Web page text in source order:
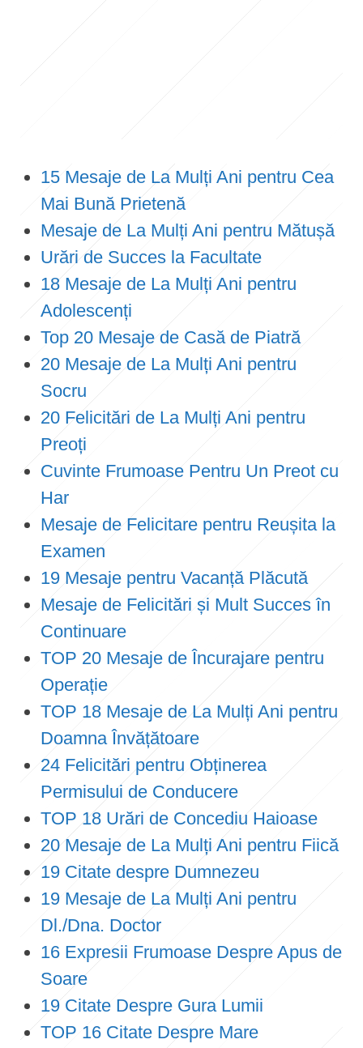
15 Mesaje de La Mulți Ani pentru Cea
Mai Bună Prietenă
Mesaje de La Mulți Ani pentru Mătușă
Urări de Succes la Facultate
18 Mesaje de La Mulți Ani pentru
Adolescenți
Top 20 Mesaje de Casă de Piatră
20 Mesaje de La Mulți Ani pentru
Socru
20 Felicitări de La Mulți Ani pentru
Preoți
Cuvinte Frumoase Pentru Un Preot cu
Har
Mesaje de Felicitare pentru Reușita la
Examen
19 Mesaje pentru Vacanță Plăcută
Mesaje de Felicitări și Mult Succes în
Continuare
TOP 20 Mesaje de Încurajare pentru
Operație
TOP 18 Mesaje de La Mulți Ani pentru
Doamna Învățătoare
24 Felicitări pentru Obținerea
Permisului de Conducere
TOP 18 Urări de Concediu Haioase
20 Mesaje de La Mulți Ani pentru Fiică
19 Citate despre Dumnezeu
19 Mesaje de La Mulți Ani pentru
Dl./Dna. Doctor
16 Expresii Frumoase Despre Apus de
Soare
19 Citate Despre Gura Lumii
TOP 16 Citate Despre Mare